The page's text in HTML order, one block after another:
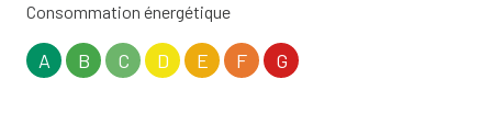
Consommation énergétique
A B C D E F G